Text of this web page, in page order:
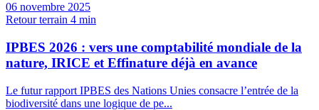
06 novembre 2025
Retour terrain 4 min
IPBES 2026 : vers une comptabilité mondiale de la
nature, IRICE et Effinature déjà en avance
Le futur rapport IPBES des Nations Unies consacre l’entrée de la
biodiversité dans une logique de pe...